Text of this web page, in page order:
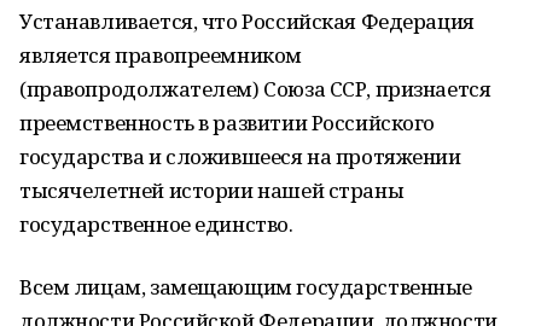
Устанавливается, что Российская Федерация
является правопреемником
(правопродолжателем) Союза ССР, признается
преемственность в развитии Российского
государства и сложившееся на протяжении
тысячелетней истории нашей страны
государственное единство.
Всем лицам, замещающим государственные